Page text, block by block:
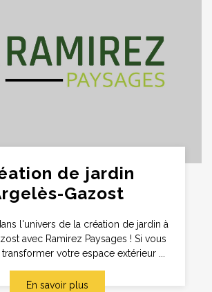
de jardin
Gazost
l'univers de la création de jardin à
avec Ramirez Paysages ! Si vous
votre espace extérieur ...
En savoir plus